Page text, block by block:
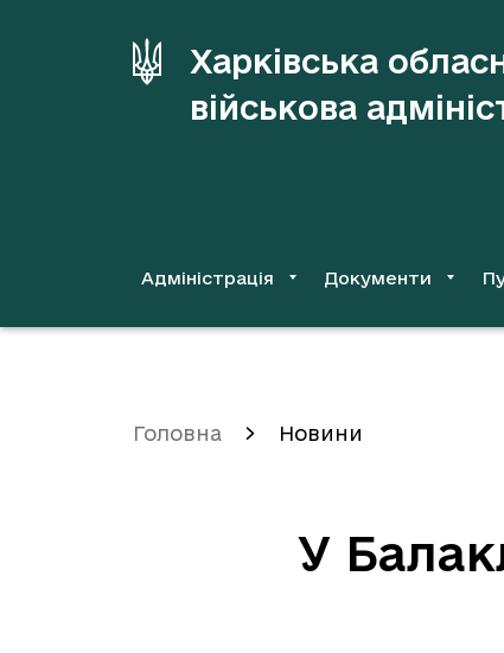
Харківська
військова
Адміністрація Документи
Головна Новини
У